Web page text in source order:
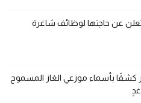
كشفًا بأسماء موزعي الغاز المسموح